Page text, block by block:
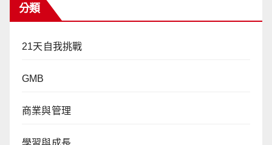
分類
21天自我挑戰
GMB
商業與管理
學習與成長